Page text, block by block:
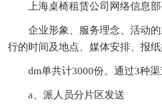
上海桌椅租赁公司网络信息部
企业形象、服务理念、活动
行的时间及地点、媒体安排、报纸
dm单共计3000份。通过3种渠
a、派人员分片区发送